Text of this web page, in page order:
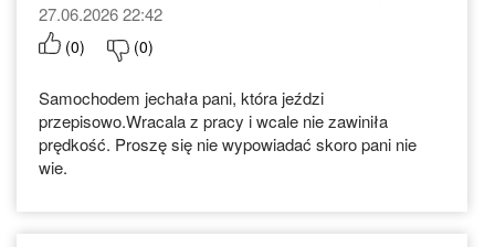
27.06.2026 22:42
(0) (0)
Samochodem jechała pani, która jeździ
przepisowo.Wracala z pracy i wcale nie zawiniła
prędkość. Proszę się nie wypowiadać skoro pani nie
wie.